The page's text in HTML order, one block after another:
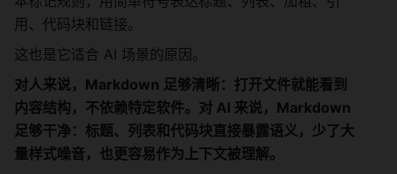
用、代码块和链接。
这也是它适合 AI 场景的原因。
对人来说，Markdown 足够清晰：打开文件就能看到
内容结构，不依赖特定软件。对 AI 来说，Markdown
足够干净：标题、列表和代码块直接暴露语义，少了大
量样式噪音，也更容易作为上下文被理解。